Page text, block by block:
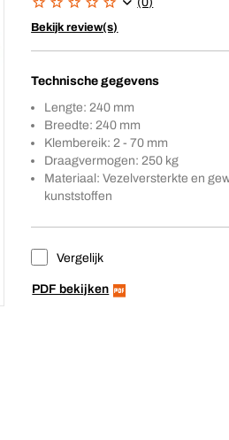
Bekijk review(s)
Technische gegevens
Lengte: 240 mm
Breedte: 240 mm
Klembereik: 2 - 70 mm
Draagvermogen: 250 kg
Materiaal: Vezelversterkte en
kunststoffen
Vergelijk
PDF bekijken